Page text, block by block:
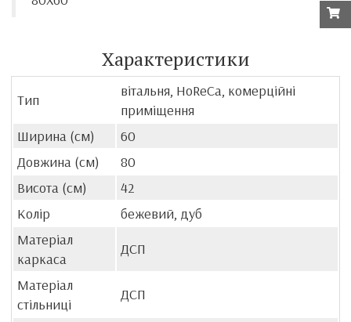
Характеристики
Тип
вітальня, HoReCa, комерційні
приміщення
Ширина (см)
60
Довжина (см)
80
Висота (см)
42
Колір
бежевий, дуб
Матеріал
каркаса
ДСП
Матеріал
стільниці
ДСП